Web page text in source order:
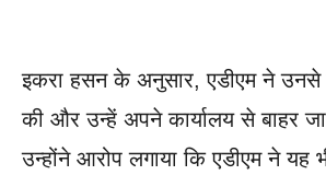
इकरा हसन के अनुसार, एडीएम ने उनसे
की और उन्हें अपने कार्यालय से बाहर
उन्होंने आरोप लगाया कि एडीएम ने यह